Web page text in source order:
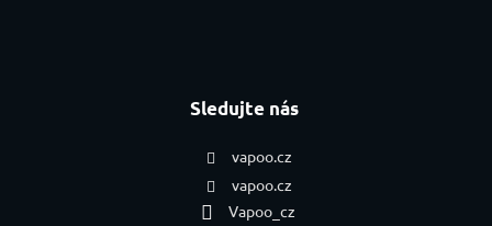
Sledujte nás
vapoo.cz
vapoo.cz
Vapoo_cz